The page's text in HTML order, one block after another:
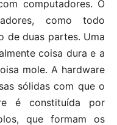
computadores. O
como todo
de duas partes. Uma
coisa dura e a
mole. A hardware
sólidas com que o
é constituída por
que formam os